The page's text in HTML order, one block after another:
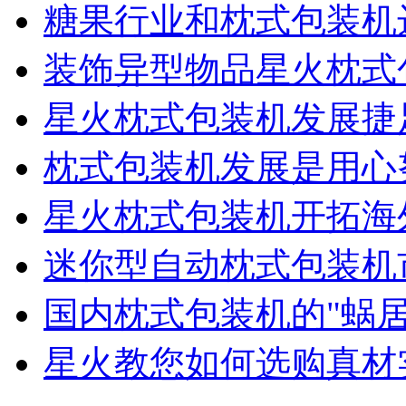
糖果行业和枕式包装机
装饰异型物品星火枕
星火枕式包装机发展
枕式包装机发展是用心
星火枕式包装机开拓海
迷你型自动枕式包装
国内枕式包装机的"蜗
星火教您如何选购真材